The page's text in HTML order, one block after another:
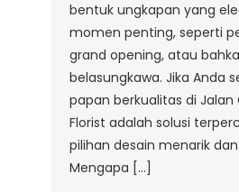
bentuk ungkapan yang
momen penting, seperti
grand opening, atau
belasungkawa. Jika Anda
papan berkualitas di Jalan
Florist adalah solusi
pilihan desain menarik
Mengapa […]